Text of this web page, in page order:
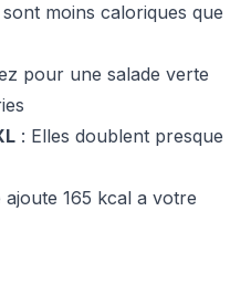
moins caloriques que
pour une salade verte
: Elles doublent presque
ajoute 165 kcal a votre